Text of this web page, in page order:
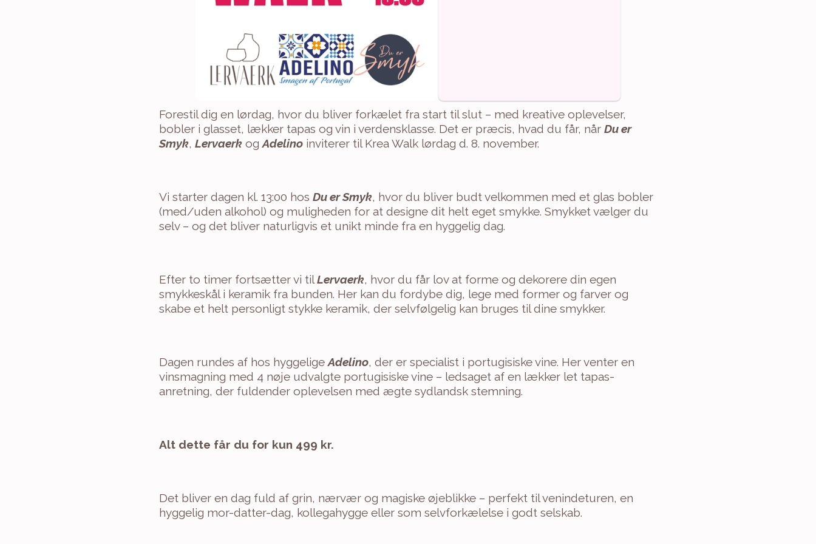
Forestil dig en lørdag, hvor du bliver forkælet fra start til slut – med kreative oplevelser,
bobler i glasset, lækker tapas og vin i verdensklasse. Det er præcis, hvad du får, når Du er
Smyk, Lervaerk og Adelino inviterer til Krea Walk lørdag d. 8. november.
Vi starter dagen kl. 13:00 hos Du er Smyk, hvor du bliver budt velkommen med et glas bobler
(med/uden alkohol) og muligheden for at designe dit helt eget smykke. Smykket vælger du
selv – og det bliver naturligvis et unikt minde fra en hyggelig dag.
Efter to timer fortsætter vi til Lervaerk, hvor du får lov at forme og dekorere din egen
smykkeskål i keramik fra bunden. Her kan du fordybe dig, lege med former og farver og
skabe et helt personligt stykke keramik, der selvfølgelig kan bruges til dine smykker.
Dagen rundes af hos hyggelige Adelino, der er specialist i portugisiske vine. Her venter en
vinsmagning med 4 nøje udvalgte portugisiske vine – ledsaget af en lækker let tapas-
anretning, der fuldender oplevelsen med ægte sydlandsk stemning.
Alt dette får du for kun 499 kr.
Det bliver en dag fuld af grin, nærvær og magiske øjeblikke – perfekt til venindeturen, en
hyggelig mor-datter-dag, kollegahygge eller som selvforkælelse i godt selskab.